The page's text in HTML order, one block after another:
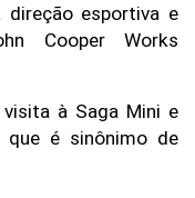
esportiva e
Cooper Works
visita à Saga Mini e
é sinônimo de